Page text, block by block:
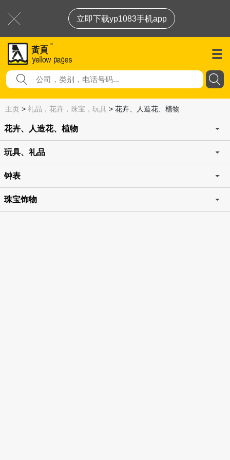
立即下载yp1083手机app
主页 > 礼品，花卉，珠宝，玩具 > 花卉、人造花、植物
花卉、人造花、植物
玩具、礼品
钟表
珠宝饰物